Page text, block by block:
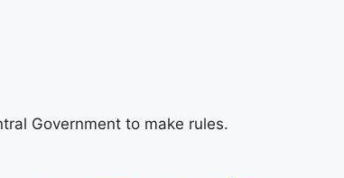
Government to make rules.